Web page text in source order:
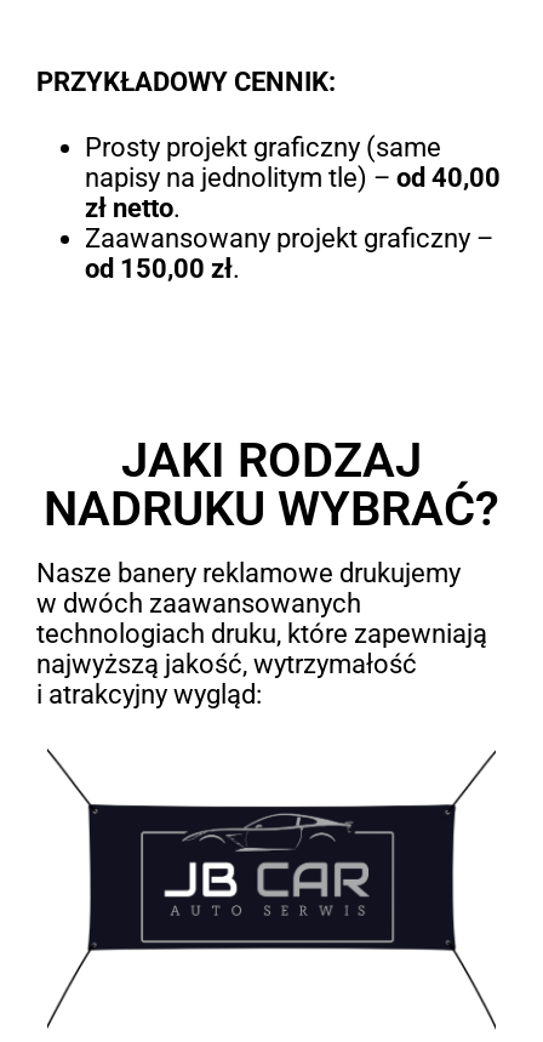
PRZYKŁADOWY CENNIK:
Prosty projekt graficzny (same
napisy na jednolitym tle) – od 40,00
zł netto.
Zaawansowany projekt graficzny –
od 150,00 zł.
JAKI RODZAJ
NADRUKU WYBRAĆ?
Nasze banery reklamowe drukujemy
w dwóch zaawansowanych
technologiach druku, które zapewniają
najwyższą jakość, wytrzymałość
i atrakcyjny wygląd: